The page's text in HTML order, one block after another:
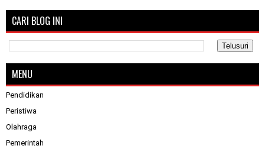
CARI BLOG INI
MENU
Pendidikan
Peristiwa
Olahraga
Pemerintah